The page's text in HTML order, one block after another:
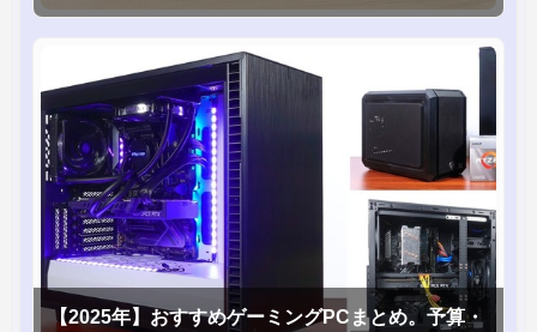
1台！】
【2025年】おすすめゲーミングPCまとめ。予算・